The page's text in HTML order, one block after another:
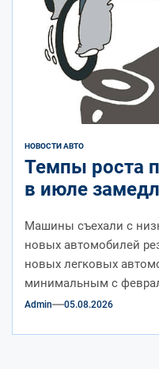
НОВОСТИ АВТО
Темпы роста
в июле
Машины съехали с
новых автомобилей
новых легковых
минимальным с
Admin 05.08.2026